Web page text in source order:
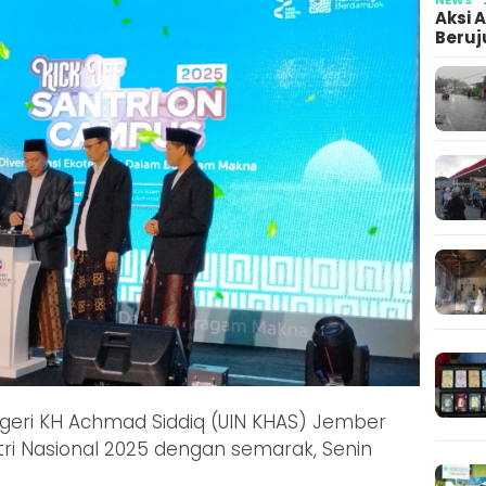
KH Achmad Siddiq (UIN KHAS) Jember
Nasional 2025 dengan semarak, Senin
Aksi